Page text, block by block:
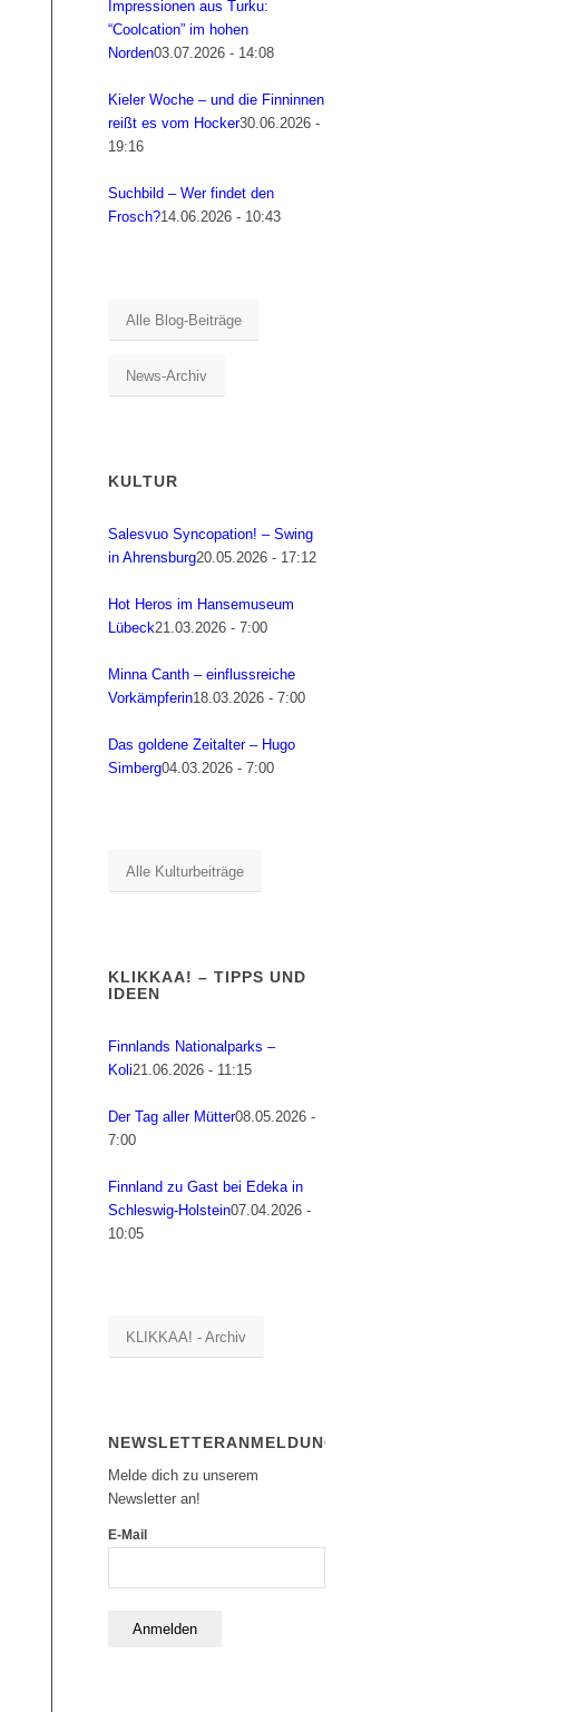
Impressionen aus Turku:
“Coolcation” im hohen
Norden03.07.2026 - 14:08
Kieler Woche – und die Finninnen
reißt es vom Hocker30.06.2026 -
19:16
Suchbild – Wer findet den
Frosch?14.06.2026 - 10:43
Alle Blog-Beiträge
News-Archiv
KULTUR
Salesvuo Syncopation! – Swing
in Ahrensburg20.05.2026 - 17:12
Hot Heros im Hansemuseum
Lübeck21.03.2026 - 7:00
Minna Canth – einflussreiche
Vorkämpferin18.03.2026 - 7:00
Das goldene Zeitalter – Hugo
Simberg04.03.2026 - 7:00
Alle Kulturbeiträge
KLIKKAA! – TIPPS UND
IDEEN
Finnlands Nationalparks –
Koli21.06.2026 - 11:15
Der Tag aller Mütter08.05.2026 -
7:00
Finnland zu Gast bei Edeka in
Schleswig-Holstein07.04.2026 -
10:05
KLIKKAA! - Archiv
NEWSLETTERANMELDUNG
Melde dich zu unserem
Newsletter an!
E-Mail
Anmelden